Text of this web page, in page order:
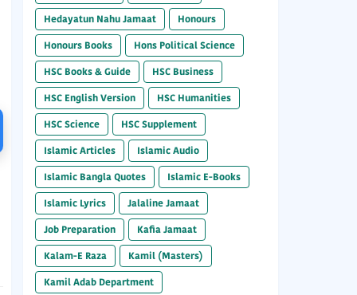
Hedayatun Nahu Jamaat
Honours
Honours Books
Hons Political Science
HSC Books & Guide
HSC Business
HSC English Version
HSC Humanities
HSC Science
HSC Supplement
Islamic Articles
Islamic Audio
Islamic Bangla Quotes
Islamic E-Books
Islamic Lyrics
Jalaline Jamaat
Job Preparation
Kafia Jamaat
Kalam-E Raza
Kamil (Masters)
Kamil Adab Department